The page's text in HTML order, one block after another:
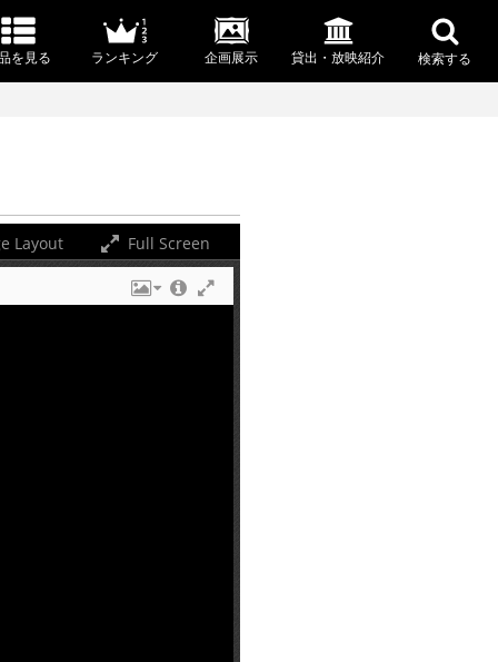
を見る ランキング 企画展示 貸出・放映紹介 検索する
Layout Full Screen